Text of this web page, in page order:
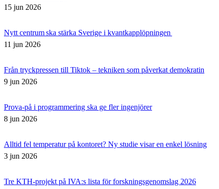
15 jun 2026
Nytt centrum ska stärka Sverige i kvantkapplöpningen
11 jun 2026
Från tryckpressen till Tiktok – tekniken som påverkat demokratin
9 jun 2026
Prova-på i programmering ska ge fler ingenjörer
8 jun 2026
Alltid fel temperatur på kontoret? Ny studie visar en enkel lösning
3 jun 2026
Tre KTH-projekt på IVA:s lista för forskningsgenomslag 2026